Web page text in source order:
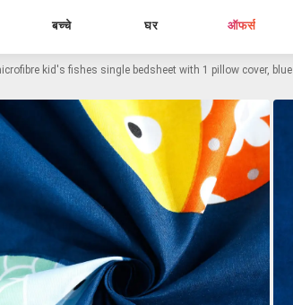
बच्चे घर ऑफर्स
kid's fishes single bedsheet with 1 pillow cover, blue